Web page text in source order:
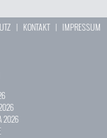
| KONTAKT| IMPRESSUM
2026